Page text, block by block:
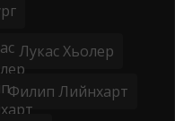
Лукас Хьолер
Филип Лийнхарт